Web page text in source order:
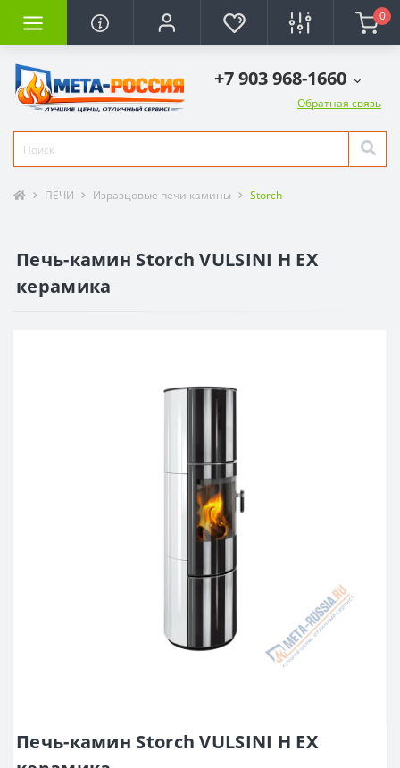
0
+7 903 968-1660
Обратная связь
ПЕЧИ Изразцовые печи камины Storch
Печь-камин Storch VULSINI H EX
керамика
Печь-камин Storch VULSINI H EX